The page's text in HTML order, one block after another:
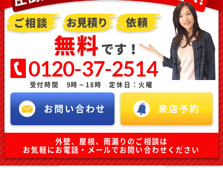
0120-37-2514
受付時間 9時～18時 定休日：火曜
お問い合わせ 来店予約
外壁、屋根、雨漏りのご相談は
お気軽にお電話・メールでお問い合わせください